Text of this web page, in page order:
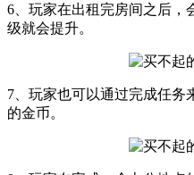
6、玩家在出租完房间之后，
级就会提升。
7、玩家也可以通过完成任务
的金币。